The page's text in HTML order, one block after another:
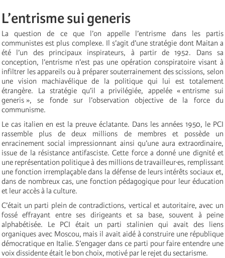
L’entrisme sui generis
La question de ce que l’on appelle l’entrisme dans les partis
communistes est plus complexe. Il s’agit d’une stratégie dont Maitan a
été l’un des principaux inspirateurs, à partir de 1952. Dans sa
conception, l’entrisme n’est pas une opération conspiratoire visant à
infiltrer les appareils ou à préparer souterrainement des scissions, selon
une vision machiavélique de la politique qui lui est totalement
étrangère. La stratégie qu’il a privilégiée, appelée « entrisme sui
generis », se fonde sur l’observation objective de la force du
communisme.
Le cas italien en est la preuve éclatante. Dans les années 1950, le PCI
rassemble plus de deux millions de membres et possède un
enracinement social impressionnant ainsi qu’une aura extraordinaire,
issue de la résistance antifasciste. Cette force a donné une dignité et
une représentation politique à des millions de travailleur·es, remplissant
une fonction irremplaçable dans la défense de leurs intérêts sociaux et,
dans de nombreux cas, une fonction pédagogique pour leur éducation
et leur accès à la culture.
C’était un parti plein de contradictions, vertical et autoritaire, avec un
fossé effrayant entre ses dirigeants et sa base, souvent à peine
alphabétisée. Le PCI était un parti stalinien qui avait des liens
organiques avec Moscou, mais il avait aidé à construire une république
démocratique en Italie. S’engager dans ce parti pour faire entendre une
voix dissidente était le bon choix, motivé par le rejet du sectarisme.